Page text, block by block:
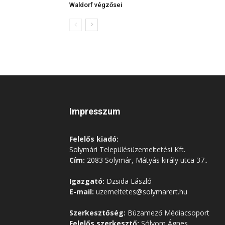
Waldorf végzősei
Impresszum
Felelős kiadó:
Solymári Településüzemeltetési Kft.
Cím: 2083 Solymár, Mátyás király utca 37..
Igazgató: Dzsida László
E-mail: uzemeltetes@solymarert.hu
Szerkesztőség: Búzamező Médiacsoport